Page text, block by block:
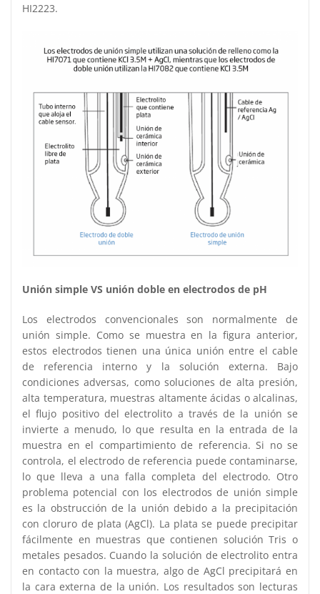
HI2223.
Unión simple VS unión doble en electrodos de pH
Los electrodos convencionales son normalmente de
unión simple. Como se muestra en la figura anterior,
estos electrodos tienen una única unión entre el cable
de referencia interno y la solución externa. Bajo
condiciones adversas, como soluciones de alta presión,
alta temperatura, muestras altamente ácidas o alcalinas,
el flujo positivo del electrolito a través de la unión se
invierte a menudo, lo que resulta en la entrada de la
muestra en el compartimiento de referencia. Si no se
controla, el electrodo de referencia puede contaminarse,
lo que lleva a una falla completa del electrodo. Otro
problema potencial con los electrodos de unión simple
es la obstrucción de la unión debido a la precipitación
con cloruro de plata (AgCl). La plata se puede precipitar
fácilmente en muestras que contienen solución Tris o
metales pesados. Cuando la solución de electrolito entra
en contacto con la muestra, algo de AgCl precipitará en
la cara externa de la unión. Los resultados son lecturas